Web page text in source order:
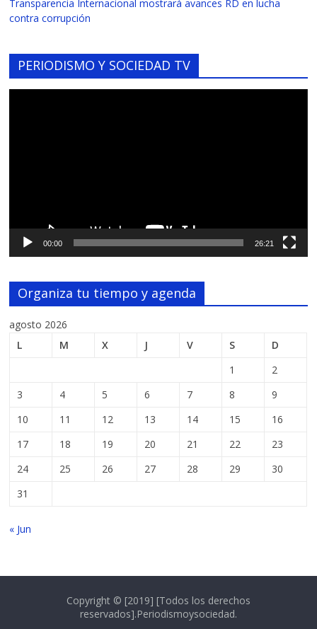
Transparencia Internacional mostrará avances RD en lucha
contra corrupción
PERIODISMO Y SOCIEDAD TV
00:00 26:21
Organiza tu tiempo y agenda
agosto 2026
L
M X J V S
D
1
2
3
4 5 6 7 8
9
10
11 12 13 14 15
16
17
18 19 20 21 22
23
24
25 26 27 28 29
30
31
« Jun
Copyright © [2019] [Todos los derechos
reservados].Periodismoysociedad.